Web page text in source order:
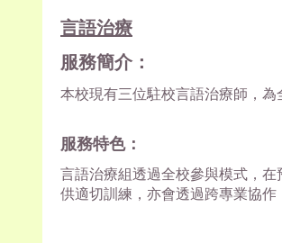
言語治療
服務簡介：
本校現有三位駐校言語治療師，為
服務特色：
言語治療組透過全校參與模式，
供適切訓練，亦會透過跨專業協作